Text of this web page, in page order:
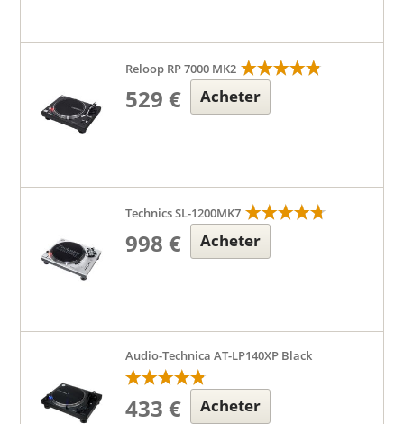
Reloop RP 7000 MK2
529 € Acheter
Technics SL-1200MK7
998 € Acheter
Audio-Technica AT-LP140XP Black
433 € Acheter